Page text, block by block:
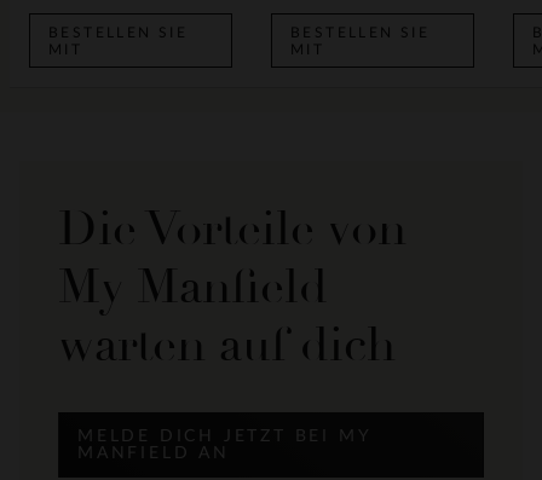
BESTELLEN SIE
MIT
BESTELLEN SIE
MIT
Die Vorteile von
My Manfield
warten auf dich
MELDE DICH JETZT BEI MY
MANFIELD AN